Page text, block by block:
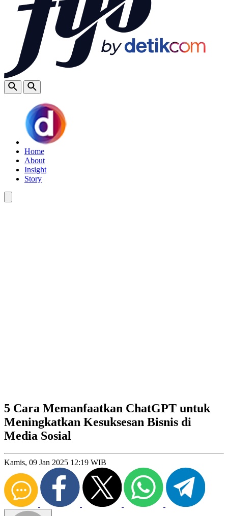
Home
About
Insight
Story
5 Cara Memanfaatkan ChatGPT untuk
Meningkatkan Kesuksesan Bisnis di
Media Sosial
Kamis, 09 Jan 2025 12:19 WIB